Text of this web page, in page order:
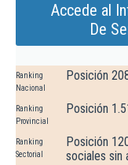
Accede al
De
Ranking
Nacional
Posición
Ranking
Provincial
Posición
Ranking
Sectorial
Posición
sociales sin